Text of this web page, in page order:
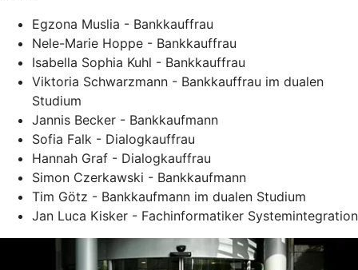
Egzona Muslia - Bankkauffrau
Nele-Marie Hoppe - Bankkauffrau
Isabella Sophia Kuhl - Bankkauffrau
Viktoria Schwarzmann - Bankkauffrau im dualen
Studium
Jannis Becker - Bankkaufmann
Sofia Falk - Dialogkauffrau
Hannah Graf - Dialogkauffrau
Simon Czerkawski - Bankkaufmann
Tim Götz - Bankkaufmann im dualen Studium
Jan Luca Kisker - Fachinformatiker Systemintegration